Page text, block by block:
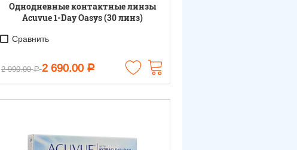
Однодневные контактные линзы
Acuvue 1-Day Oasys (30 линз)
Сравнить
2 990.00 Р 2 690.00 Р